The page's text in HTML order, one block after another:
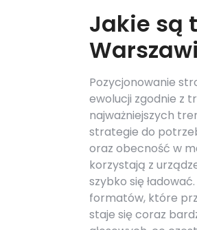
Jakie są
Pozycjonowanie
ewolucji zgodnie z
najważniejszych
strategie do
oraz obecność w
korzystają z
szybko się
formatów, które
staje się coraz